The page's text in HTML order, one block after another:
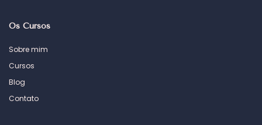
Os Cursos
Sobre mim
Cursos
Blog
Contato